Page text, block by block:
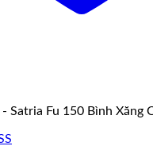
Satria Fu 150 Bình Xăng